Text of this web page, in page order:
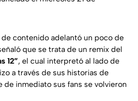
contenido adelantó un poco de
que se trata de un remix del
12”, el cual interpretó al lado de
a través de sus historias de
de inmediato sus fans se volvieron